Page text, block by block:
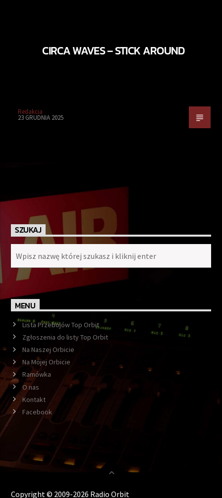
CIRCA WAVES – STICK AROUND
Redakcja
23 GRUDNIA 2025
SZUKAJ
MENU
Lista Przebojów Top Orbit
Zgłoszenia do listy Top Orbit
Na Naszej Orbicie
Na Mojej Orbicie
Ramówka
O nas
Kontakt
Facebook
Copyright © 2009-2026 Radio Orbit